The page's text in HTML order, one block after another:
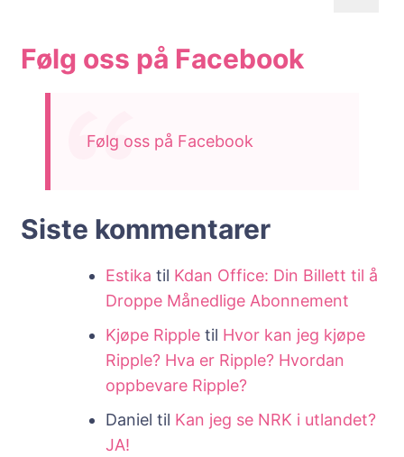
Følg oss på Facebook
Følg oss på Facebook
Siste kommentarer
Estika til Kdan Office: Din Billett til å
Droppe Månedlige Abonnement
Kjøpe Ripple til Hvor kan jeg kjøpe
Ripple? Hva er Ripple? Hvordan
oppbevare Ripple?
Daniel til Kan jeg se NRK i utlandet?
JA!